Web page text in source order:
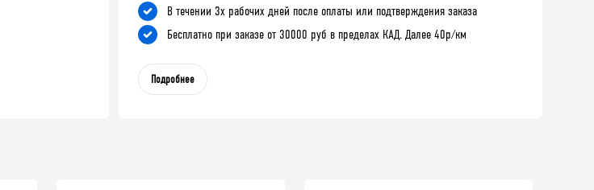
В течении 3х рабочих дней после оплаты или подтверждения заказа
Бесплатно при заказе от 30000 руб в пределах КАД. Далее 40р/км
Подробнее